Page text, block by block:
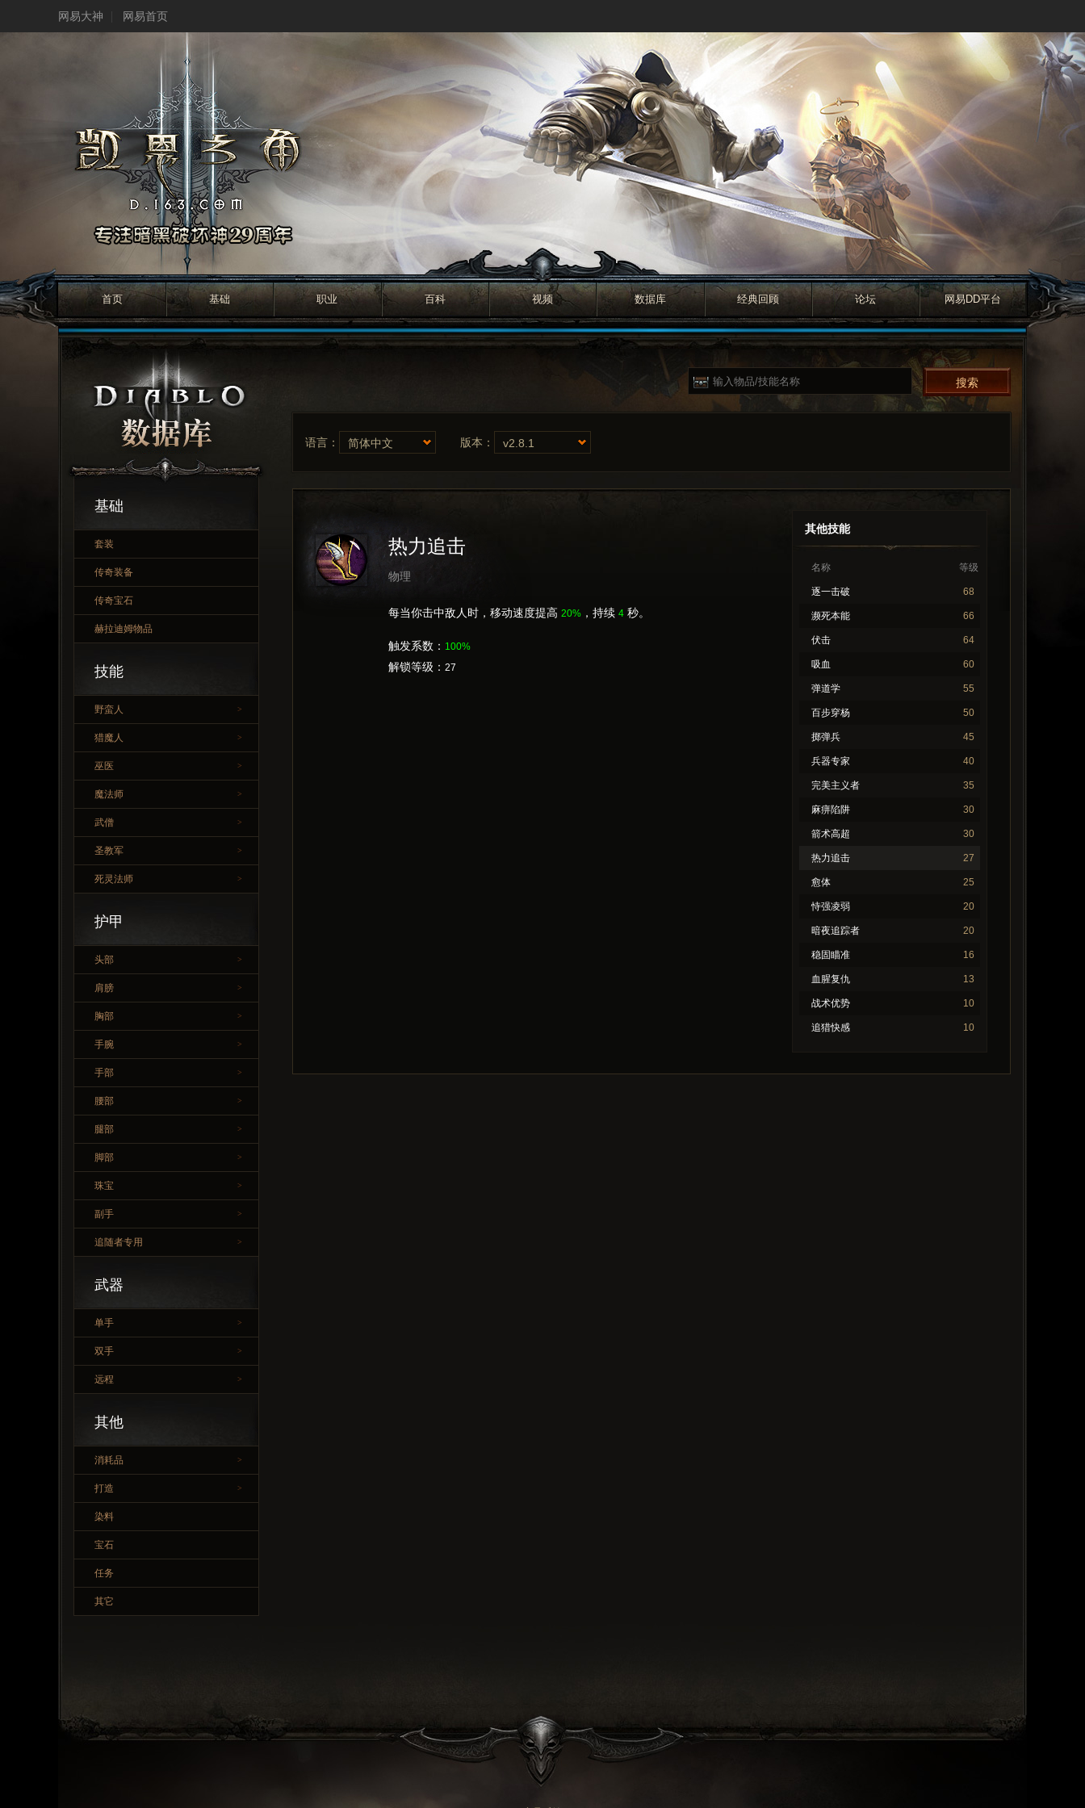
网易大神 网易首页
首页 基础 职业 百科 视频 数据库 经典回顾 论坛 网易DD平台
基础
套装
传奇装备
传奇宝石
赫拉迪姆物品
技能
野蛮人 >
猎魔人 >
巫医 >
魔法师 >
武僧 >
圣教军 >
死灵法师 >
护甲
头部 >
肩膀 >
胸部 >
手腕 >
手部 >
腰部 >
腿部 >
脚部 >
珠宝 >
副手 >
追随者专用 >
武器
单手 >
双手 >
远程 >
其他
消耗品 >
打造 >
染料
宝石
任务
其它
语言： 简体中文 版本： v2.8.1
热力追击
物理
每当你击中敌人时，移动速度提高 20% ，持续 4 秒。
触发系数： 100%
解锁等级： 27
其他技能
名称 等级
逐一击破 68
濒死本能 66
伏击 64
吸血 60
弹道学 55
百步穿杨 50
掷弹兵 45
兵器专家 40
完美主义者 35
麻痹陷阱 30
箭术高超 30
热力追击 27
愈体 25
恃强凌弱 20
暗夜追踪者 20
稳固瞄准 16
血腥复仇 13
战术优势 10
追猎快感 10